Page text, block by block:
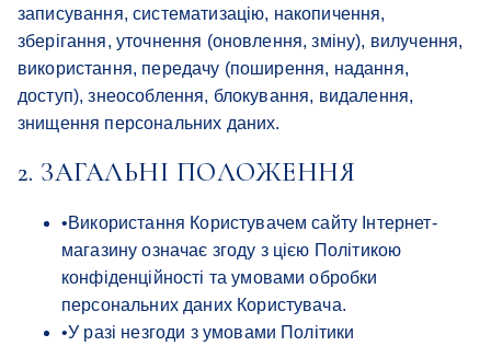
записування, систематизацію, накопичення,
зберігання, уточнення (оновлення, зміну), вилучення,
використання, передачу (поширення, надання,
доступ), знеособлення, блокування, видалення,
знищення персональних даних.
2. ЗАГАЛЬНІ ПОЛОЖЕННЯ
•Використання Користувачем сайту Інтернет-
магазину означає згоду з цією Політикою
конфіденційності та умовами обробки
персональних даних Користувача.
•У разі незгоди з умовами Політики